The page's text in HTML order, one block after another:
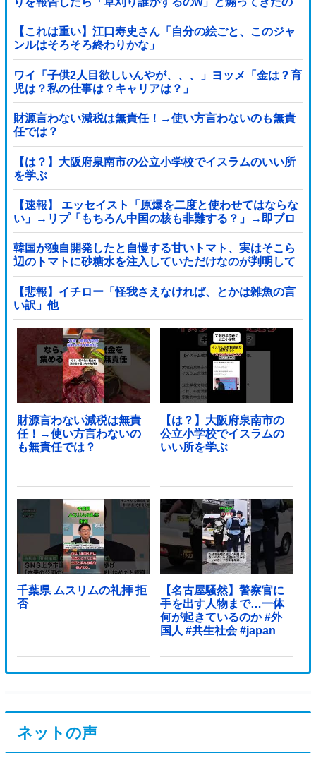
で…旦那が放った「一言」に義母オロオロｗｗ←嫌味を
逆手にとった神対応すぎる
【これは重い】江口寿史さん「自分の絵ごと、このジャ
ンルはそろそろ終わりかな」
ワイ「子供2人目欲しいんやが、、、」ヨッメ「金は？育
児は？私の仕事は？キャリアは？」
財源言わない減税は無責任！→使い方言わないのも無責
任では？
【は？】大阪府泉南市の公立小学校でイスラムのいい所
を学ぶ
【速報】 エッセイスト「原爆を二度と使わせてはならな
い」→リプ「もちろん中国の核も非難する？」→即ブロ
ック
韓国が独自開発したと自慢する甘いトマト、実はそこら
辺のトマトに砂糖水を注入していただけなのが判明して
大問題にw
【悲報】イチロー「怪我さえなければ、とかは雑魚の言
い訳」他
財源言わない減税は無責
任！→使い方言わないの
も無責任では？
【は？】大阪府泉南市の
公立小学校でイスラムの
いい所を学ぶ
千葉県 ムスリムの礼拝 拒
否
【名古屋騒然】警察官に
手を出す人物まで…一体
何が起きているのか #外
国人 #共生社会 #japan
ネットの声